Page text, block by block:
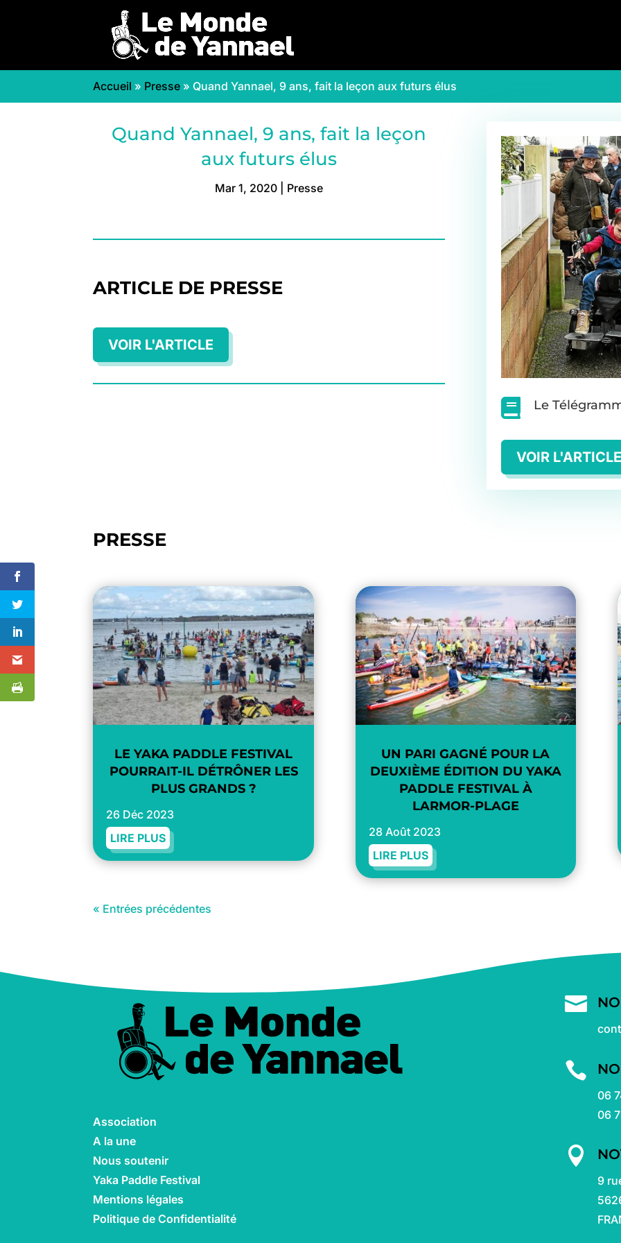
Accueil » Presse » Quand Yannael, 9 ans, fait la leçon aux futurs élus
Quand Yannael, 9 ans, fait la leçon
aux futurs élus
Mar 1, 2020 Presse
ARTICLE DE PRESSE
VOIR L'ARTICLE
 Le
VOIR
PRESSE
LE YAKA PADDLE FESTIVAL
POURRAIT-IL DÉTRÔNER LES
PLUS GRANDS ?
26 Déc 2023
LIRE PLUS
UN PARI GAGNÉ POUR LA
DEUXIÈME ÉDITION DU YAKA
PADDLE FESTIVAL À
LARMOR-PLAGE
28 Août 2023
LIRE PLUS
« Entrées précédentes
Association
A la une
Nous soutenir
Yaka Paddle Festival
Mentions légales
Politique de Confidentialité


06
06

9